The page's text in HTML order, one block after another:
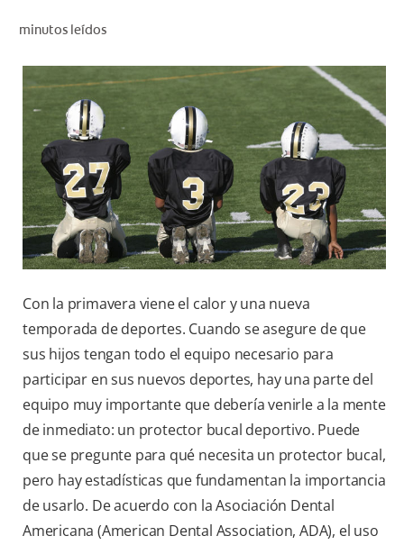
PROMOCIONES
SV (ES)
SUSCRÍBASE
minutos leídos
Con la primavera viene el calor y una nueva
temporada de deportes. Cuando se asegure de que
sus hijos tengan todo el equipo necesario para
participar en sus nuevos deportes, hay una parte del
equipo muy importante que debería venirle a la mente
de inmediato: un protector bucal deportivo. Puede
que se pregunte para qué necesita un protector bucal,
pero hay estadísticas que fundamentan la importancia
de usarlo. De acuerdo con la Asociación Dental
Americana (American Dental Association, ADA), el uso